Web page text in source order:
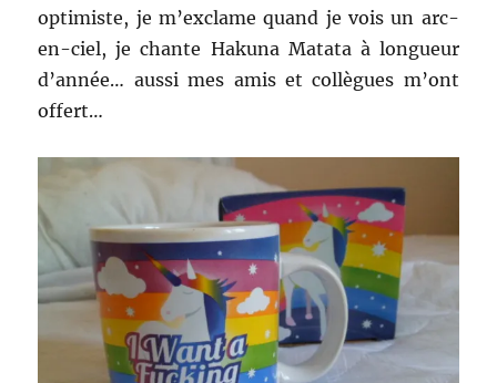
optimiste, je m’exclame quand je vois un arc-
en-ciel, je chante Hakuna Matata à longueur
d’année… aussi mes amis et collègues m’ont
offert…